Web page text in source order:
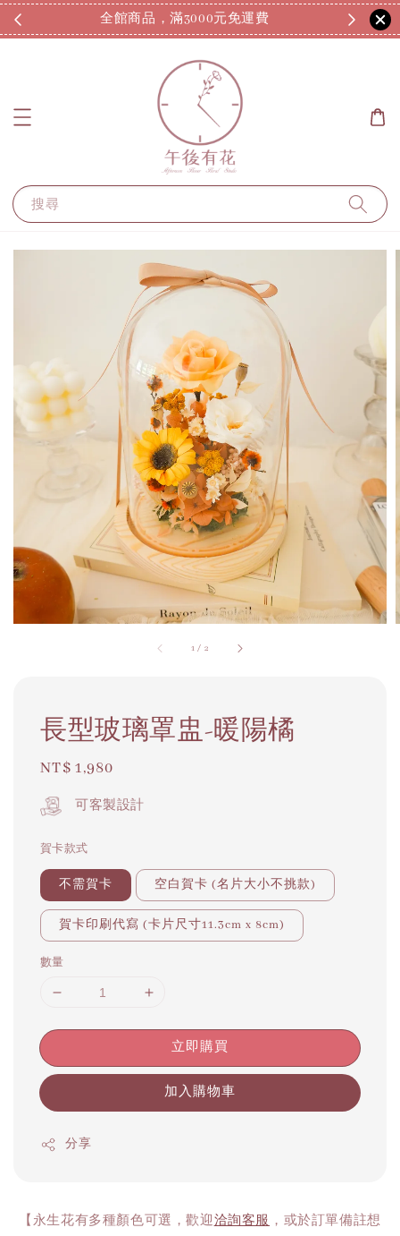
全館商品，滿3000元免運費 7/
搜尋
1 / 2
長型玻璃罩盅-暖陽橘
Regular
price
NT$ 1,980
可客製設計
賀卡款式
不需賀卡 空白賀卡 (名片大小不挑款)
賀卡印刷代寫 (卡片尺寸11.3cm x 8cm)
數量
立即購買
加入購物車
分享
【永生花有多種顏色可選，歡迎洽詢客服 ，或於訂單備註想